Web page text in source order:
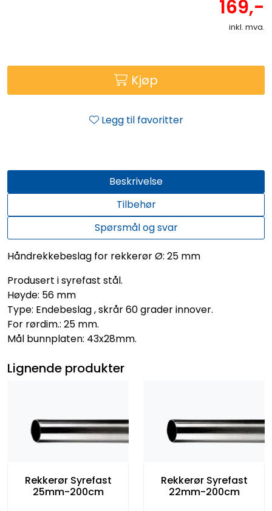
169,-
inkl. mva.
Kjøp
Legg til favoritter
Beskrivelse
Tilbehør
Spørsmål og svar
Håndrekkebeslag for rekkerør Ø: 25 mm
Produsert i syrefast stål.
Høyde: 56 mm
Type: Endebeslag , skrår 60 grader innover.
For rørdim.: 25 mm.
Mål bunnplaten: 43x28mm.
Lignende produkter
Rekkerør Syrefast
25mm-200cm
Rekkerør Syrefast
22mm-200cm